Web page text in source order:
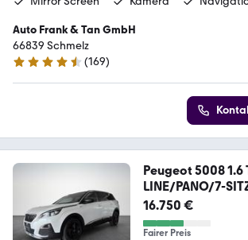
Auto Frank & Tan GmbH
66839 Schmelz
4.6 Sterne
(169)
Peugeot 5008 1.6
LINE/PANO/7-
16.750 €
Fairer Preis